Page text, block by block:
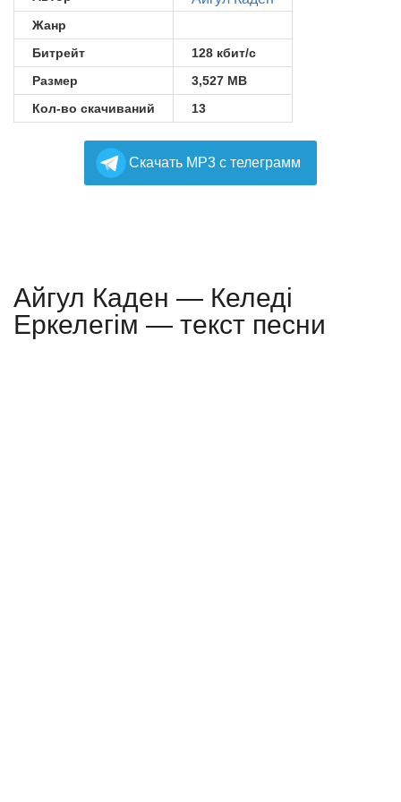
Жанр
Битрейт
128 кбит/с
Размер
3,527 MB
Кол-во скачиваний
13
Cкачать MP3 с телеграмм
Айгул Каден — Келеді
Еркелегім — текст песни